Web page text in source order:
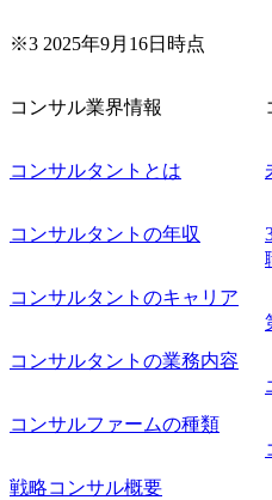
く可能性がございます。 この
できる機会ですので、ぜひご
名参加する予定です！ ●費用
している方
※3 2025年9月16日時点
コンサル業界情報
コンサルタントとは
コンサルタントの年収
コンサルタントのキャリア
コンサルタントの業務内容
コンサルファームの種類
戦略コンサル概要